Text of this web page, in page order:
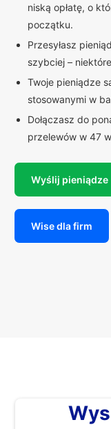
niską opłatę, o
początku.
Przesyłasz
szybciej –
Twoje pieniądze
stosowanymi w
Dołączasz do
przelewów w 47
Wyślij pieniądze
Wise dla firm